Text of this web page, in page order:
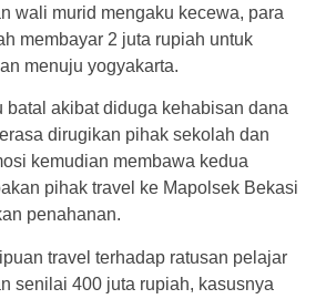
wali murid mengaku kecewa, para
membayar 2 juta rupiah untuk
menuju yogyakarta.
batal akibat diduga kehabisan dana
dirugikan pihak sekolah dan
kemudian membawa kedua
pihak travel ke Mapolsek Bekasi
penahanan.
travel terhadap ratusan pelajar
senilai 400 juta rupiah, kasusnya